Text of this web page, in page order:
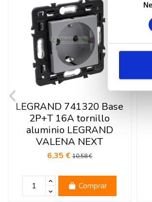
LEGRAND 741320 Base
2P+T 16A tornillo
aluminio LEGRAND
VALENA NEXT
6,35 € 10,58 €
Comprar